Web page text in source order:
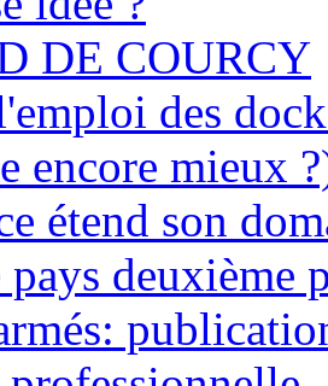
DE COURCY
des
encore mieux
étend son
pays deuxième